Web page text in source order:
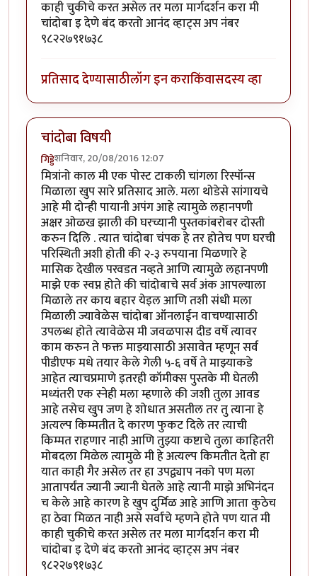
काही चुकीचे करत असेल तर मला मार्गदर्शन करा मी
चांदोबा इ देणे बंद करतो आनंद व्हाट्स अप नंबर
९८२२७९१७३८
प्रतिसाद देण्यासाठीलॉग इन कराकिंवासदस्य व्हा
चांदोबा विषयी
गिड्डेशनिवार, 20/08/2016 12:07
मित्रांनो काल मी एक पोस्ट टाकली चांगला रिस्पॉन्स
मिळाला खुप सारे प्रतिसाद आले. मला थोडेसे सांगायचे
आहे मी दोन्ही पायानी अपंग आहे त्यामुळे लहानपणी
अक्षर ओळख झाली की घरच्यानी पुस्तकांबरोबर दोस्ती
करुन दिलि . त्यात चांदोबा चंपक हे तर होतेच पण घरची
परिस्थिती अशी होती की २-३ रुपयाना मिळणारे हे
मासिक देखील परवडत नव्हते आणि त्यामुळे लहानपणी
माझे एक स्वप्न होते की चांदोबाचे सर्व अंक आपल्याला
मिळाले तर काय बहार येइल आणि तशी संधी मला
मिळाली ज्यावेळेस चांदोबा ऑनलाईन वाचण्यासाठी
उपलब्ध होते त्यावेळेस मी जवळपास दीड वर्षे त्यावर
काम करुन ते फक्त माझ्यासाठी असावेत म्हणून सर्व
पीडीएफ मधे तयार केले गेली ५-६ वर्षे ते माझ्याकडे
आहेत त्याचप्रमाणे इतरही कॉमीक्स पुस्तके मी घेतली
मध्यंतरी एक स्नेही मला म्हणाले की जशी तुला आवड
आहे तसेच खुप जण हे शोधात असतील तर तु त्याना हे
अत्यल्प किम्मतीत दे कारण फुकट दिले तर त्याची
किम्मत राहणार नाही आणि तुझ्या कष्टाचे तुला काहितरी
मोबदला मिळेल त्यामुळे मी हे अत्यल्प किमतीत देतो हा
यात काही गैर असेल तर हा उपद्व्याप नको पण मला
आतापर्यंत ज्यानी ज्यानी घेतले आहे त्यानी माझे अभिनंदन
च केले आहे कारण हे खुप दुर्मिळ आहे आणि आता कुठेच
हा ठेवा मिळत नाही असे सर्वांचे म्हणने होते पण यात मी
काही चुकीचे करत असेल तर मला मार्गदर्शन करा मी
चांदोबा इ देणे बंद करतो आनंद व्हाट्स अप नंबर
९८२२७९१७३८